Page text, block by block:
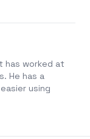
has worked at
He has a
using